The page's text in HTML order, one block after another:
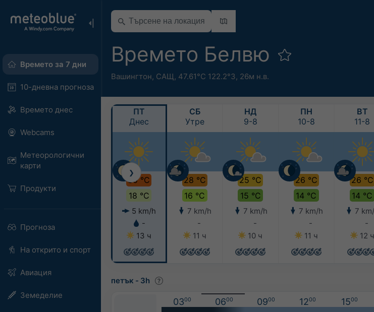
Времето за 7 дни
10-дневна прогноза
Времето днес
Webcams
Метеорологични
карти
Продукти
Прогноза
На открито и спорт
Авиация
Земеделие
Времето Белвю
Вашингтон, САЩ , 47.61°С 122.2°З, 26м н.в.
ПТ
Днес
30 °C
18 °C
5 km/h
-
13 ч
СБ
Утре
28 °C
16 °C
7 km/h
-
11 ч
НД
9-8
25 °C
15 °C
7 km/h
-
10 ч
ПН
10-8
26 °C
14 °C
7 km/h
-
11 ч
ВТ
11-8
26 °C
14 °C
7
-
12 ч
❯
петък - 3h
0300 0600 0900 1200 1500